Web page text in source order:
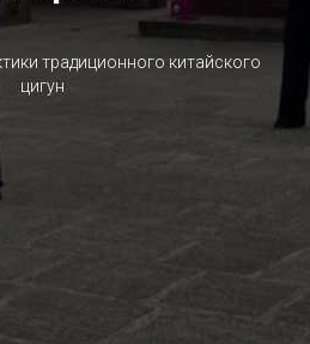
традиционного китайского
цигун